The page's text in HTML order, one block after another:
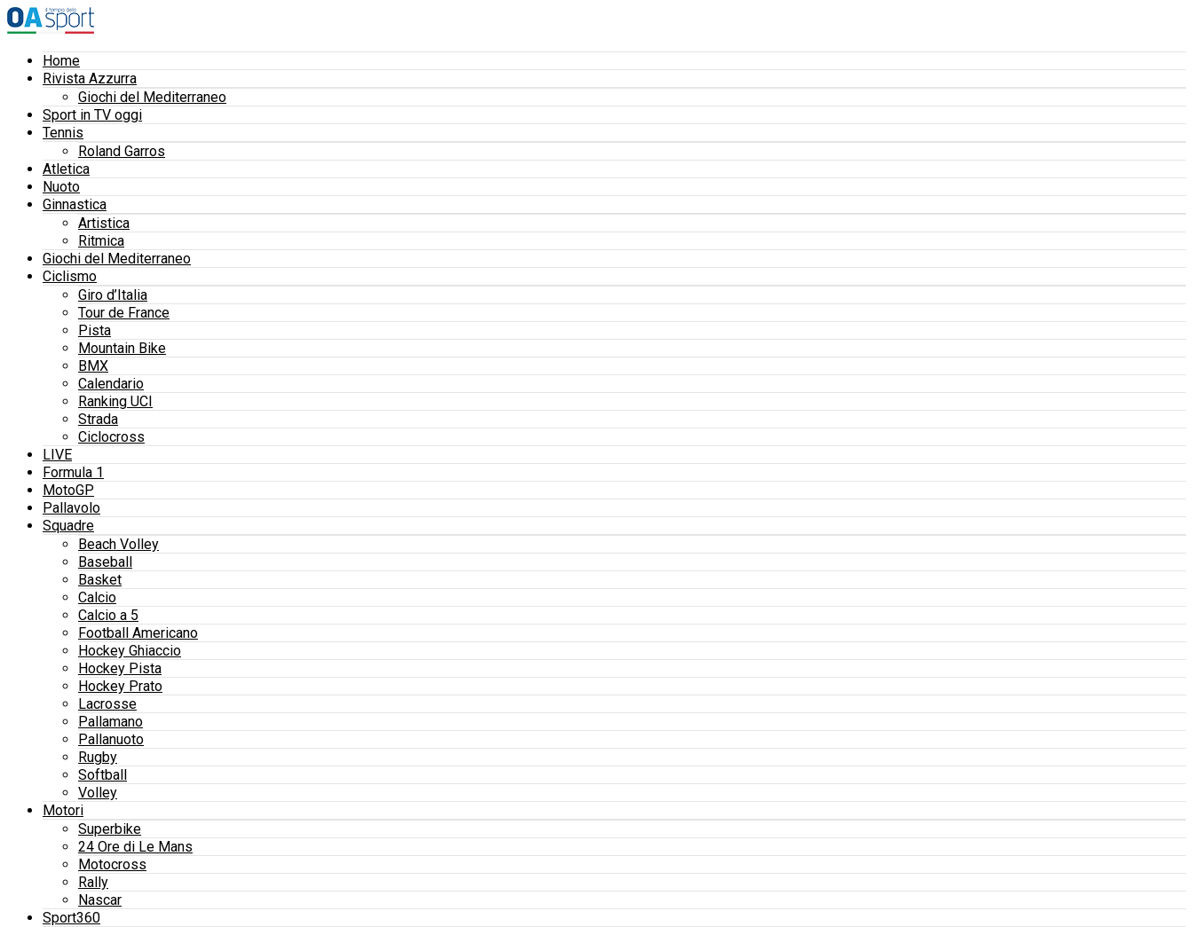
Home
Rivista Azzurra
Giochi del Mediterraneo
Sport in TV oggi
Tennis
Roland Garros
Atletica
Nuoto
Ginnastica
Artistica
Ritmica
Giochi del Mediterraneo
Ciclismo
Giro d’Italia
Tour de France
Pista
Mountain Bike
BMX
Calendario
Ranking UCI
Strada
Ciclocross
LIVE
Formula 1
MotoGP
Pallavolo
Squadre
Beach Volley
Baseball
Basket
Calcio
Calcio a 5
Football Americano
Hockey Ghiaccio
Hockey Pista
Hockey Prato
Lacrosse
Pallamano
Pallanuoto
Rugby
Softball
Volley
Motori
Superbike
24 Ore di Le Mans
Motocross
Rally
Nascar
Sport360